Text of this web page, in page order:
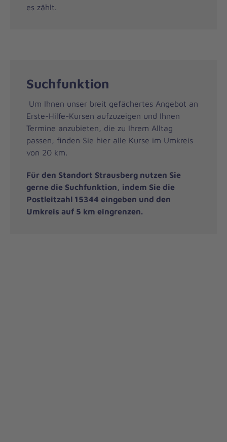
es zählt.
Suchfunktion
Um Ihnen unser breit gefächertes Angebot an
Erste-Hilfe-Kursen aufzuzeigen und Ihnen
Termine anzubieten, die zu Ihrem Alltag
passen, finden Sie hier alle Kurse im Umkreis
von 20 km.
Für den Standort Strausberg nutzen Sie
gerne die Suchfunktion, indem Sie die
Postleitzahl 15344 eingeben und den
Umkreis auf 5 km eingrenzen.